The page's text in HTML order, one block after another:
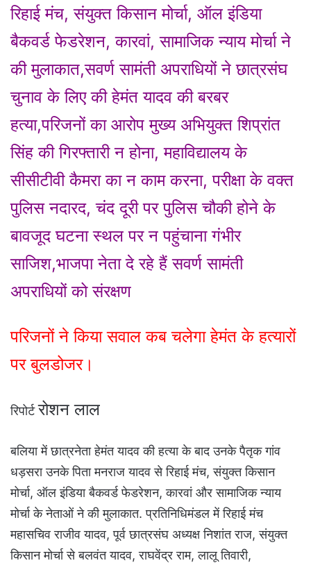
रिहाई मंच, संयुक्त किसान मोर्चा, ऑल इंडिया
बैकवर्ड फेडरेशन, कारवां, सामाजिक न्याय मोर्चा ने
की मुलाकात,सवर्ण सामंती अपराधियों ने छात्रसंघ
चुनाव के लिए की हेमंत यादव की बरबर
हत्या,परिजनों का आरोप मुख्य अभियुक्त शिप्रांत
सिंह की गिरफ्तारी न होना, महाविद्यालय के
सीसीटीवी कैमरा का न काम करना, परीक्षा के वक्त
पुलिस नदारद, चंद दूरी पर पुलिस चौकी होने के
बावजूद घटना स्थल पर न पहुंचाना गंभीर
साजिश,भाजपा नेता दे रहे हैं सवर्ण सामंती
अपराधियों को संरक्षण
परिजनों ने किया सवाल कब चलेगा हेमंत के हत्यारों
पर बुलडोजर।
रिपोर्टरोशन लाल
बलिया में छात्रनेता हेमंत यादव की हत्या के बाद उनके पैतृक गांव
धड़सरा उनके पिता मनराज यादव से रिहाई मंच, संयुक्त किसान
मोर्चा, ऑल इंडिया बैकवर्ड फेडरेशन, कारवां और सामाजिक न्याय
मोर्चा के नेताओं ने की मुलाकात. प्रतिनिधिमंडल में रिहाई मंच
महासचिव राजीव यादव, पूर्व छात्रसंघ अध्यक्ष निशांत राज, संयुक्त
किसान मोर्चा से बलवंत यादव, राघवेंद्र राम, लालू तिवारी,